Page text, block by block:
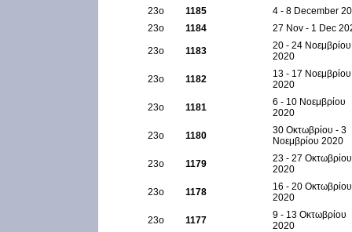
23ο
1185
4 - 8 December
23ο
1184 27 Nov - 1 Dec
23ο 1183
20 - 24 Νοεμβρίου
2020
23ο 1182
13 - 17 Νοεμβρίου
2020
23ο 1181
6 - 10 Νοεμβρίου
2020
23ο 1180
30 Οκτωβρίου - 3
Νοεμβρίου 2020
23ο 1179
23 - 27 Οκτωβρίου
2020
23ο 1178
16 - 20 Οκτωβρίου
2020
23ο 1177
9 - 13 Οκτωβρίου
2020